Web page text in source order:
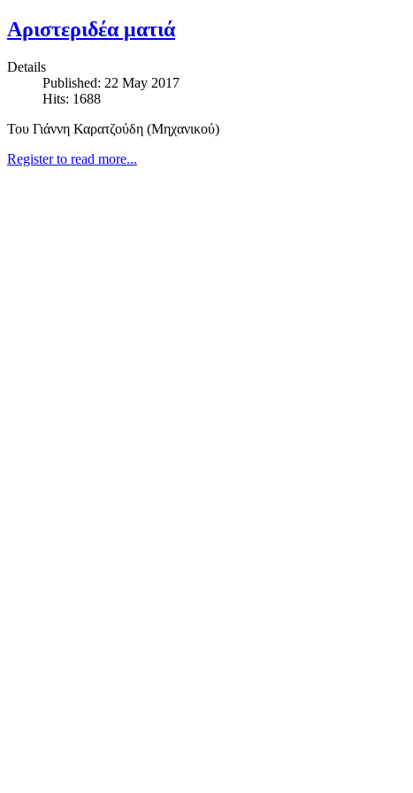
Αριστεριδέα ματιά
Details
Published: 22 May 2017
Hits: 1688
Του Γιάννη Καρατζούδη (Μηχανικού)
Register to read more...